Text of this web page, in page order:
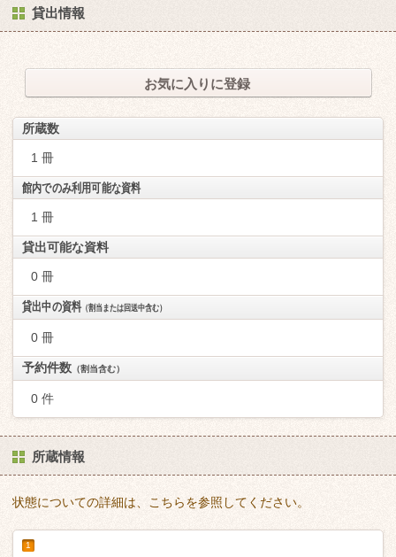
貸出情報
お気に入りに登録
所蔵数
1 冊
館内でのみ利用可能な資料
1 冊
貸出可能な資料
0 冊
貸出中の資料（割当または回送中含む）
0 冊
予約件数 （割当含む）
0 件
所蔵情報
状態についての詳細は、こちらを参照してください。
1